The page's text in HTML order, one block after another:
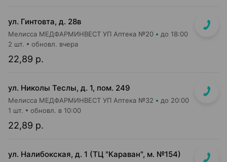
ул. Гинтовта, д. 28в
Мелисса МЕДФАРМИНВЕСТ УП Аптека №20 до 18:00
22,89 р.
2 шт. обновл. вчера
ул. Николы Теслы, д. 1, пом. 249
Мелисса МЕДФАРМИНВЕСТ УП Аптека №32 до 20:00
22,89 р.
1 шт. обновл. в 10:00
ул. Налибокская, д. 1 (ТЦ "Караван", м. №154)